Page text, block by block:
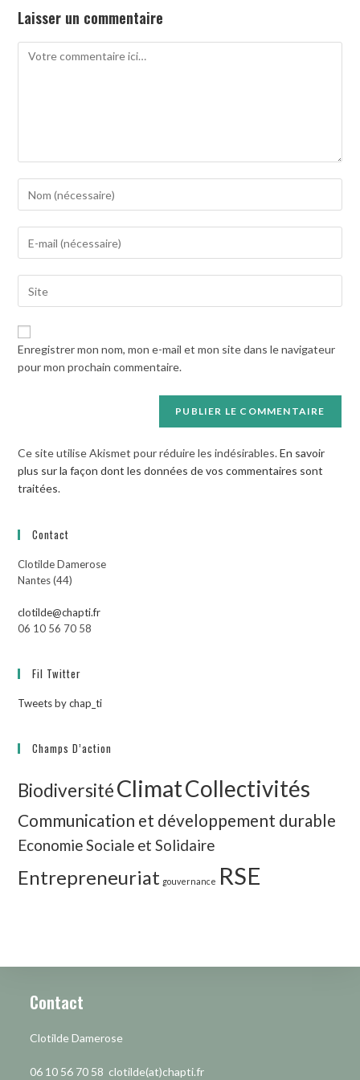
Laisser un commentaire
Comment
your
username
to
comment
your
address
to
comment
l’URL
votre
site
(facultatif)
Enregistrer mon nom, mon e-mail et mon site dans le navigateur
pour mon prochain commentaire.
Ce site utilise Akismet pour réduire les indésirables.En savoir
plus sur la façon dont les données de vos commentaires sont
traitées.
Contact
Clotilde Damerose
Nantes (44)
clotilde@chapti.fr
06 10 56 70 58
Fil Twitter
Tweets by chap_ti
Champs D’action
BiodiversitéClimatCollectivités
Communication et développement durable
Economie Sociale et Solidaire
Entrepreneuriat gouvernance RSE
Contact
Clotilde Damerose
06 10 56 70 58 clotilde(at)chapti.fr